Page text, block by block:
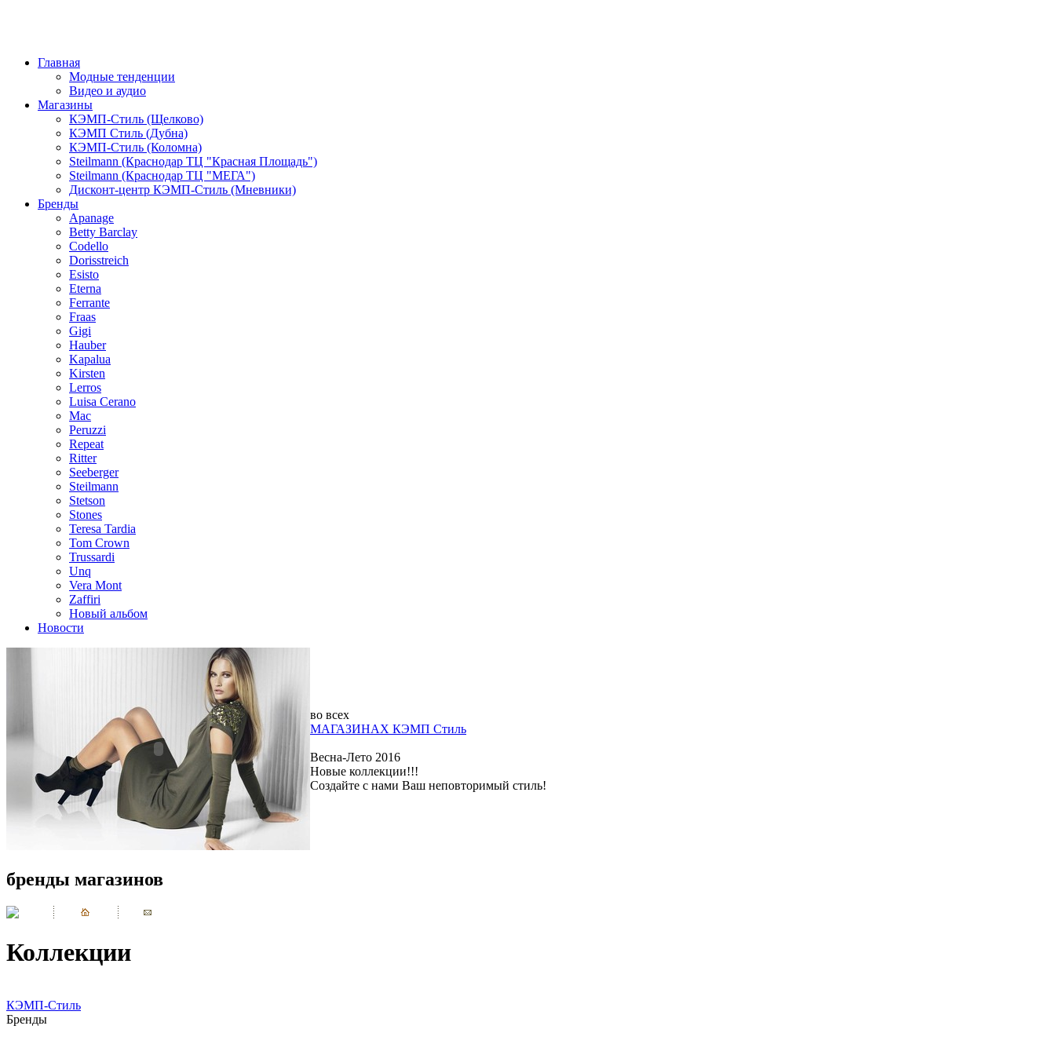
Главная
Модные тенденции
Видео и аудио
Магазины
КЭМП-Стиль (Щелково)
КЭМП Стиль (Дубна)
КЭМП-Стиль (Коломна)
Steilmann (Краснодар ТЦ "Красная Площадь")
Steilmann (Краснодар ТЦ "МЕГА")
Дисконт-центр КЭМП-Стиль (Мневники)
Бренды
Apanage
Betty Barclay
Codello
Dorisstreich
Esisto
Eterna
Ferrante
Fraas
Gigi
Hauber
Kapalua
Kirsten
Lerros
Luisa Cerano
Mac
Peruzzi
Repeat
Ritter
Seeberger
Steilmann
Stetson
Stones
Teresa Tardia
Tom Crown
Trussardi
Unq
Vera Mont
Zaffiri
Новый альбом
Новости
во всех
МАГАЗИНАХ КЭМП Стиль
Весна-Лето 2016
Новые коллекции!!!
Создайте с нами Ваш неповторимый стиль!
бренды магазинов
Коллекции
КЭМП-Стиль
Бренды